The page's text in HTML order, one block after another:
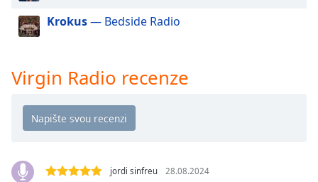
window.
Text
Opacity
Color
Krokus— Bedside Radio
Virgin Radio recenze
jordi sinfreu 28.08.2024